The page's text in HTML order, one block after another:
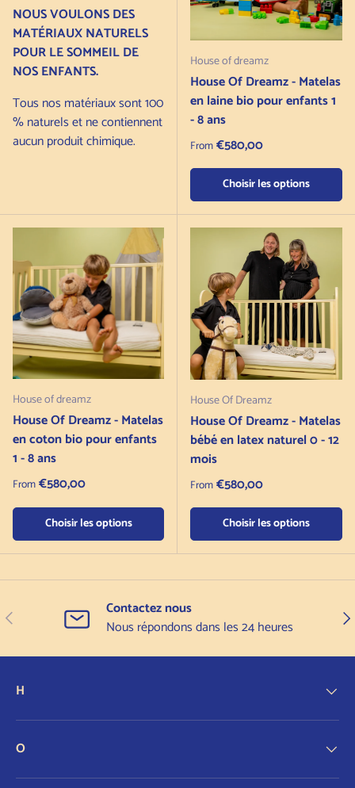
NOUS VOULONS DES
MATÉRIAUX NATURELS
POUR LE SOMMEIL DE
NOS ENFANTS.
Tous nos matériaux sont 100
% naturels et ne contiennent
aucun produit chimique.
House of dreamz
House Of Dreamz - Matelas
en laine bio pour enfants 1
- 8 ans
Regular price
From€580,00
Choisir les options
House of dreamz
House Of Dreamz - Matelas
en coton bio pour enfants
1 - 8 ans
Regular price
From€580,00
Choisir les options
House Of Dreamz
House Of Dreamz - Matelas
bébé en latex naturel 0 - 12
mois
Regular price
From€580,00
Choisir les options
Précédent
Contactez nous
Nous répondons dans les 24 heures
H
O